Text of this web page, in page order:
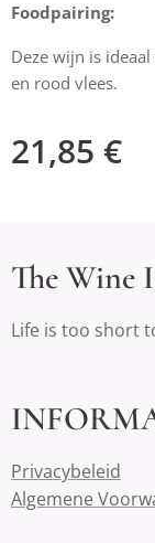
Foodpairing:
Deze wijn is
en rood vlees.
21,85 €
The Wine
Life is too short
Privacybeleid
Algemene